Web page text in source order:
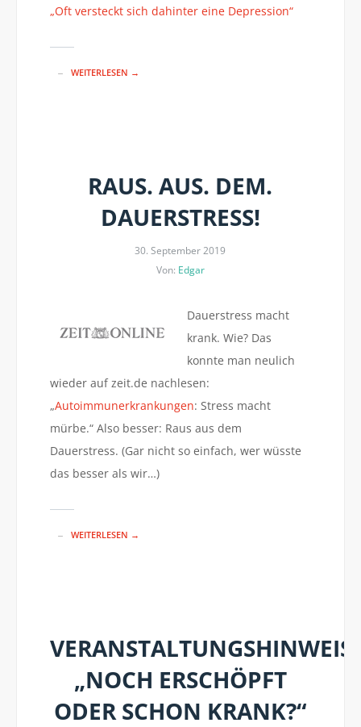
„Oft versteckt sich dahinter eine Depression“
WEITERLESEN →
RAUS. AUS. DEM.
DAUERSTRESS!
30. September 2019
Von: Edgar
Dauerstress macht
krank. Wie? Das
konnte man neulich
wieder auf zeit.de nachlesen:
„Autoimmunerkrankungen: Stress macht
mürbe.“ Also besser: Raus aus dem
Dauerstress. (Gar nicht so einfach, wer wüsste
das besser als wir…)
WEITERLESEN →
VERANSTALTUNGSHINWEIS:
„NOCH ERSCHÖPFT
ODER SCHON KRANK?“